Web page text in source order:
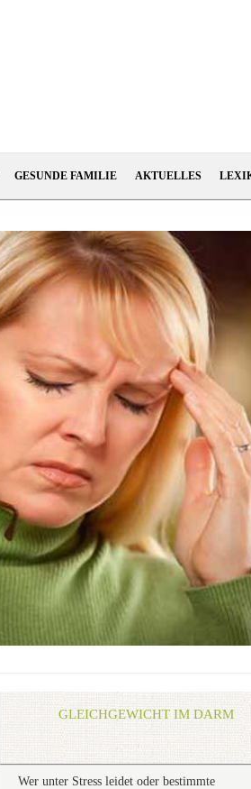
GESUNDE FAMILIE AKTUELLES
GLEICHGEWICHT IM DARM
Wer unter Stress leidet oder bestimmte